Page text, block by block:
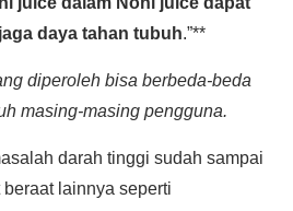
daya tahan tubuh.”**
diperoleh bisa berbeda-beda
masing-masing pengguna.
darah tinggi sudah sampai
lainnya seperti